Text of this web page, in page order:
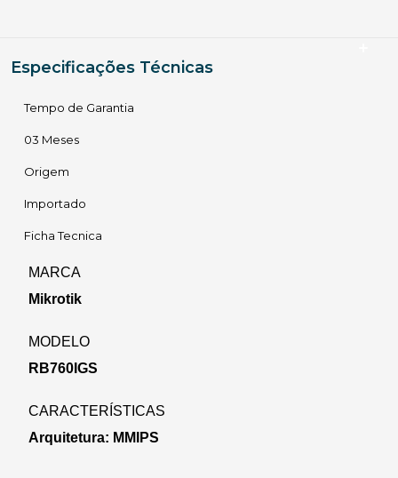
Especificações Técnicas
Tempo de Garantia
03 Meses
Origem
Importado
Ficha Tecnica
MARCA
Mikrotik
MODELO
RB760IGS
CARACTERÍSTICAS
Arquitetura: MMIPS